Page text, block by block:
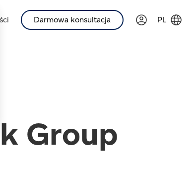
Darmowa konsultacja PL
Group